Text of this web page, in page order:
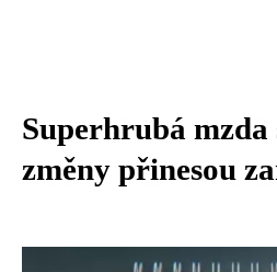
Superhrubá mzda
změny přinesou